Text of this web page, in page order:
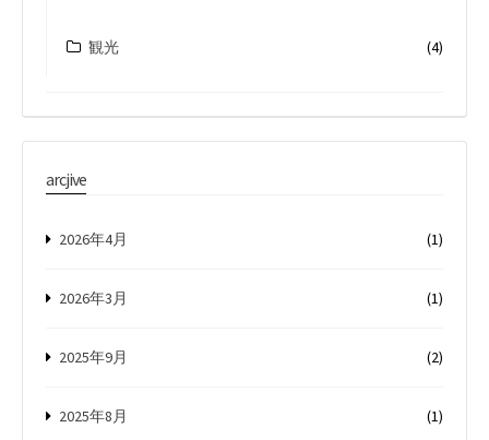
観光 (4)
arcjive
2026年4月 (1)
2026年3月 (1)
2025年9月 (2)
2025年8月 (1)